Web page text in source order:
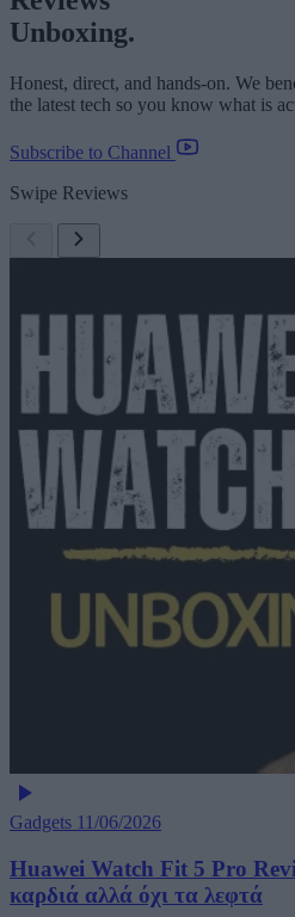
Unboxing.
Honest, direct, and hands-on. We
the latest tech so you know what is
Subscribe to Channel
Swipe Reviews
Gadgets 11/06/2026
Huawei Watch Fit 5 Pro
καρδιά αλλά όχι τα λεφτά